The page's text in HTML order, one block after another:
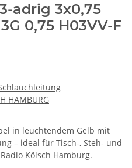
adrig 3x0,75
0,75 H03VV-F
HAMBURG
in leuchtendem Gelb mit
– ideal für Tisch-, Steh- und
Kölsch Hamburg.